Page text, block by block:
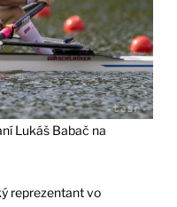
Lukáš Babač na
reprezentant vo